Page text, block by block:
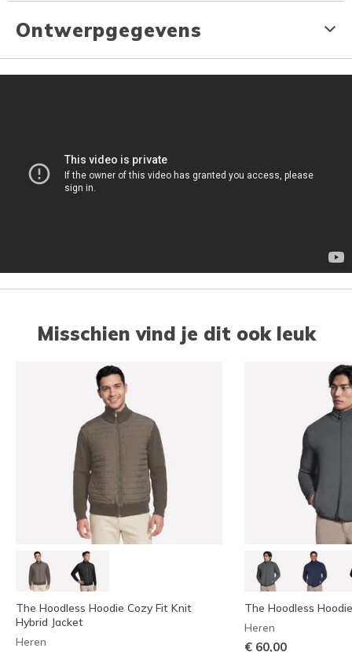
Ontwerpgegevens
Misschien vind je dit ook leuk
The Hoodless Hoodie Cozy Fit Knit
Hybrid Jacket
Heren
The Hoodless
Heren
€ 60,00